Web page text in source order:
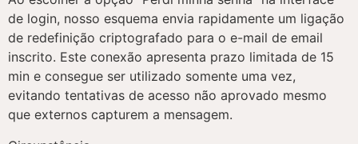
de login, nosso esquema envia rapidamente um ligação
de redefinição criptografado para o e-mail de email
inscrito. Este conexão apresenta prazo limitada de 15
min e consegue ser utilizado somente uma vez,
evitando tentativas de acesso não aprovado mesmo
que externos capturem a mensagem.